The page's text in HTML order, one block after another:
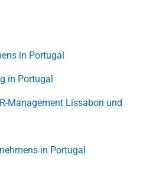
in Portugal
in Portugal
Management Lissabon und
in Portugal